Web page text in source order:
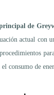
de
actual con
consumo de